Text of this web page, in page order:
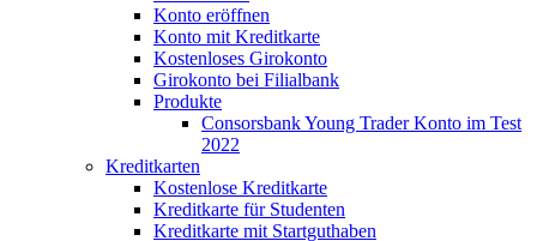
Konto eröffnen
Konto mit Kreditkarte
Kostenloses Girokonto
Girokonto bei Filialbank
Produkte
Consorsbank Young Trader Konto im Test
2022
Kreditkarten
Kostenlose Kreditkarte
Kreditkarte für Studenten
Kreditkarte mit Startguthaben